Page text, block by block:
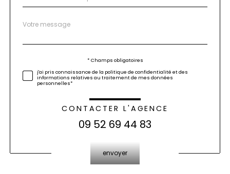
Fieldset
Message
*
* Champs obligatoires
j'ai pris connaissance de la politique de confidentialité et des
informations relatives au traitement de mes données
personnelles*
CONTACTER L'AGENCE
09 52 69 44 83
envoyer